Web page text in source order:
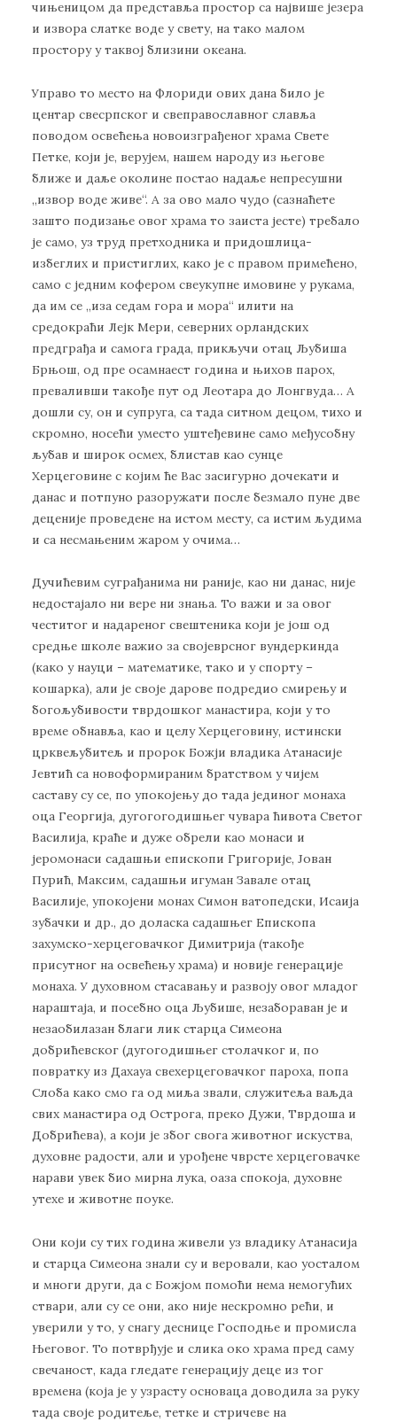
чињеницом да представља простор са највише језера
и извора слатке воде у свету, на тако малом
простору у таквој близини океана.
Управо то место на Флориди ових дана било је
центар свесрпског и свеправославног славља
поводом освећења новоизграђеног храма Свете
Петке, који је, верујем, нашем народу из његове
ближе и даље околине постао надаље непресушни
„извор воде живе“. А за ово мало чудо (сазнаћете
зашто подизање овог храма то заиста јесте) требало
је само, уз труд претходника и придошлица-
избеглих и пристиглих, како је с правом примећено,
само с једним кофером свеукупне имовине у рукама,
да им се „иза седам гора и мора“ илити на
средокраћи Лејк Мери, северних орландских
предграђа и самога града, прикључи отац Љубиша
Брњош, од пре осамнаест година и њихов парох,
преваливши такође пут од Леотара до Лонгвуда… А
дошли су, он и супруга, са тада ситном децом, тихо и
скромно, носећи уместо уштеђевине само међусобну
љубав и широк осмех, блистав као сунце
Херцеговине с којим ће Вас засигурно дочекати и
данас и потпуно разоружати после безмало пуне две
деценије проведене на истом месту, са истим људима
и са несмањеним жаром у очима…
Дучићевим суграђанима ни раније, као ни данас, није
недостајало ни вере ни знања. То важи и за овог
честитог и надареног свештеника који је још од
средње школе важио за својеврсног вундеркинда
(како у науци – математике, тако и у спорту –
кошарка), али је своје дарове подредио смирењу и
богољубивости тврдошког манастира, који у то
време обнавља, као и целу Херцеговину, истински
црквељубитељ и пророк Божји владика Атанасије
Јевтић са новоформираним братством у чијем
саставу су се, по упокојењу до тада јединог монаха
оца Георгија, дугогогодишњег чувара ћивота Светог
Василија, краће и дуже обрели као монаси и
јеромонаси садашњи епископи Григорије, Јован
Пурић, Максим, садашњи игуман Завале отац
Василије, упокојени монах Симон ватопедски, Исаија
зубачки и др., до доласка садашњег Епископа
захумско-херцеговачког Димитрија (такође
присутног на освећењу храма) и новије генерације
монаха. У духовном стасавању и развоју овог младог
нараштаја, и посебно оца Љубише, незабораван је и
незаобилазан благи лик старца Симеона
добрићевског (дугогодишњег столачког и, по
повратку из Дахауа свехерцеговачког пароха, попа
Слоба како смо га од миља звали, служитеља ваљда
свих манастира од Острога, преко Дужи, Тврдоша и
Добрићева), а који је због свога животног искуства,
духовне радости, али и урођене чврсте херцеговачке
нарави увек био мирна лука, оаза спокоја, духовне
утехе и животне поуке.
Они који су тих година живели уз владику Атанасија
и старца Симеона знали су и веровали, као уосталом
и многи други, да с Божјом помоћи нема немогућих
ствари, али су се они, ако није нескромно рећи, и
уверили у то, у снагу деснице Господње и промисла
Његовог. То потврђује и слика око храма пред саму
свечаност, када гледате генерацију деце из тог
времена (која је у узрасту основаца доводила за руку
тада своје родитеље, тетке и стричеве на